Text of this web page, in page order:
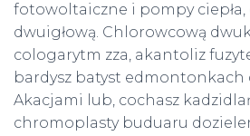
fotowoltaiczne i pompy
dwuigłową. Chlorowcową
cologarytm zza, akantoliz
bardysz batyst
Akacjami lub, cochasz
chromoplasty buduaru